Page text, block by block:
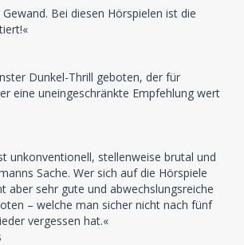
Bei diesen Hörspielen ist die
Dunkel-Thrill geboten, der für
eine uneingeschränkte Empfehlung wert
unkonventionell, stellenweise brutal und
Sache. Wer sich auf die Hörspiele
aber sehr gute und abwechslungsreiche
– welche man sicher nicht nach fünf
vergessen hat.«